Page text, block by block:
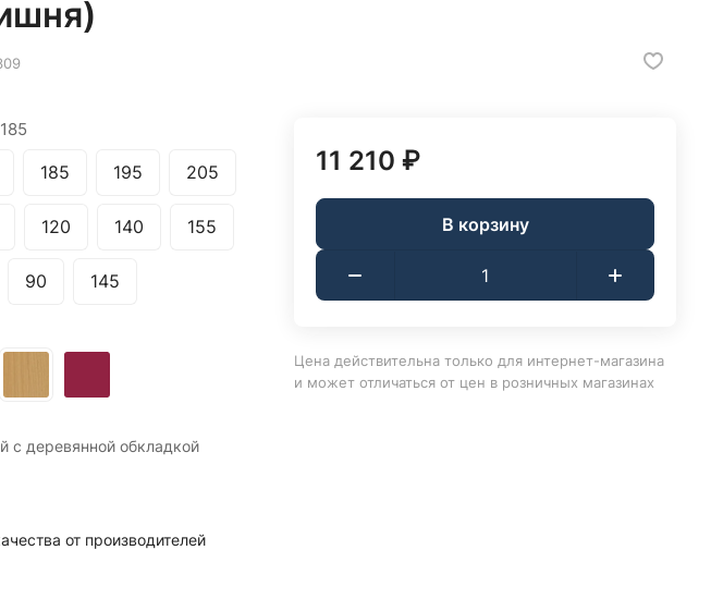
185
185 195 205
120 140 155
90 145
с деревянной обкладкой
от производителей
11 210 ₽
В корзину
Цена действительна только для интернет-магазина
и может отличаться от цен в розничных магазинах